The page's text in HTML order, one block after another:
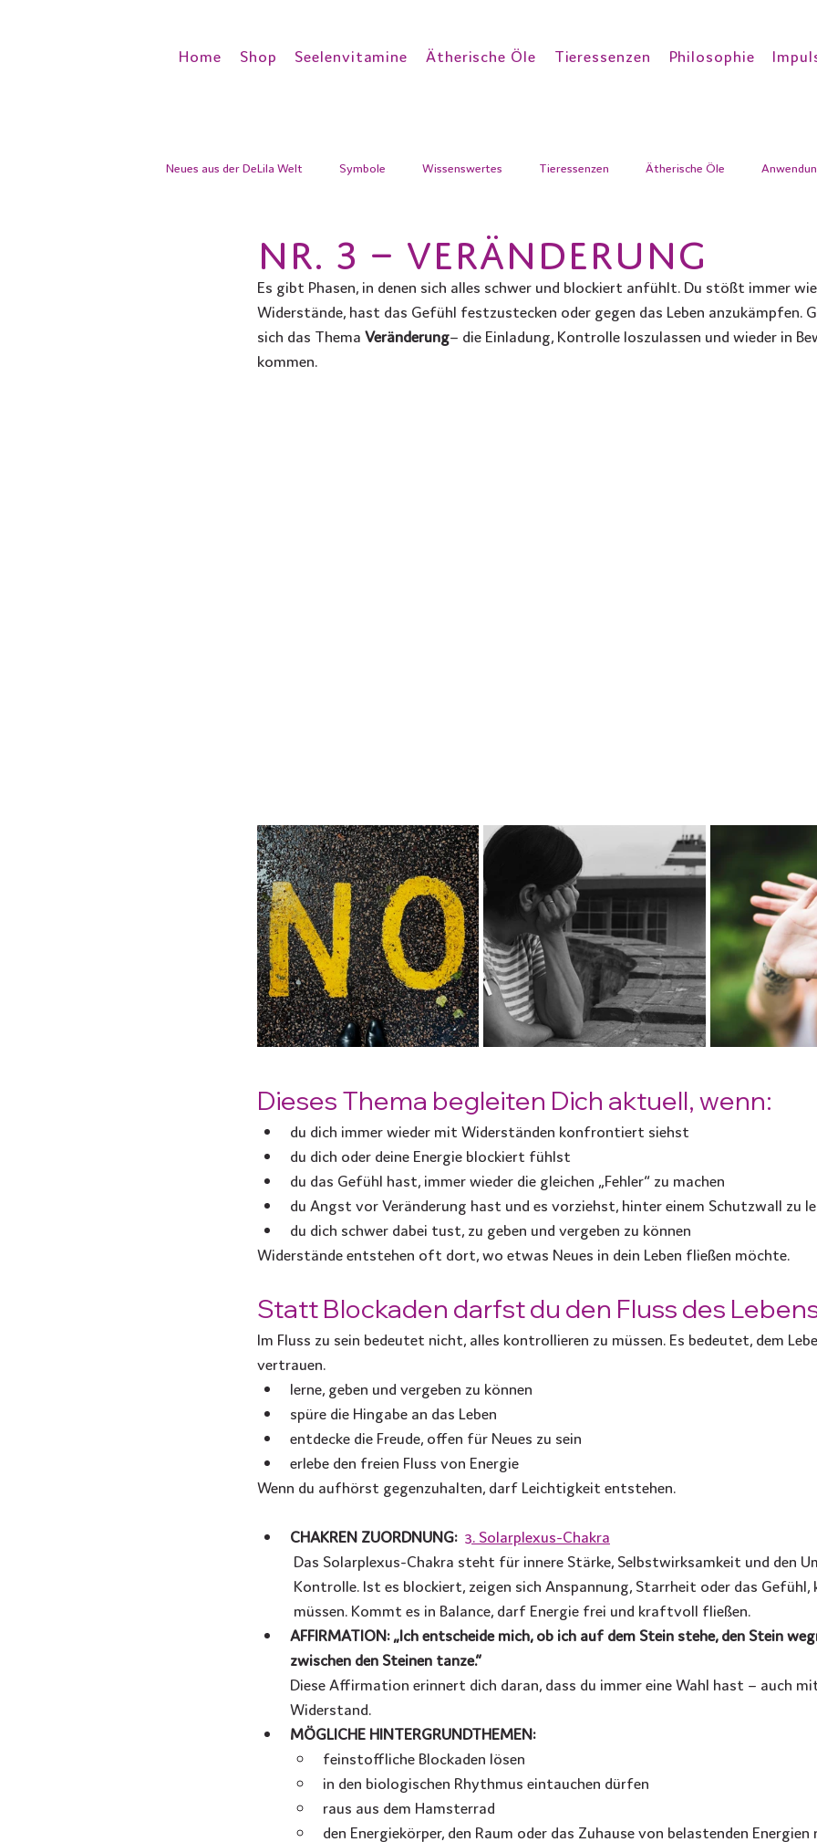
Home Shop Seelenvitamine Ätherische Öle Tieressenzen Philosophie
Neues aus der DeLila Welt Symbole Wissenswertes Tieressenzen Ätherische Öle
Nr. 3 – VERÄNDERUNG
Es gibt Phasen, in denen sich alles schwer und blockiert anfühlt. Du stößt immer
Widerstände, hast das Gefühl festzustecken oder gegen das Leben anzukämpfen.
sich das Thema Veränderung– die Einladung, Kontrolle loszulassen und wieder in
kommen.
Dieses Thema begleiten Dich aktuell, wenn:
du dich immer wieder mit Widerständen konfrontiert siehst
du dich oder deine Energie blockiert fühlst
du das Gefühl hast, immer wieder die gleichen „Fehler“ zu machen
du Angst vor Veränderung hast und es vorziehst, hinter einem Schutzwall zu
du dich schwer dabei tust, zu geben und vergeben zu können
Widerstände entstehen oft dort, wo etwas Neues in dein Leben fließen möchte.
Statt Blockaden darfst du den Fluss des
Im Fluss zu sein bedeutet nicht, alles kontrollieren zu müssen. Es bedeutet, dem
vertrauen.
lerne, geben und vergeben zu können
spüre die Hingabe an das Leben
entdecke die Freude, offen für Neues zu sein
erlebe den freien Fluss von Energie
Wenn du aufhörst gegenzuhalten, darf Leichtigkeit entstehen.
CHAKREN ZUORDNUNG: 3. Solarplexus-Chakra
Das Solarplexus-Chakra steht für innere Stärke, Selbstwirksamkeit und den
Kontrolle. Ist es blockiert, zeigen sich Anspannung, Starrheit oder das
müssen. Kommt es in Balance, darf Energie frei und kraftvoll fließen.
AFFIRMATION: „Ich entscheide mich, ob ich auf dem Stein stehe, den Stein
zwischen den Steinen tanze.“
Diese Affirmation erinnert dich daran, dass du immer eine Wahl hast – auch
Widerstand.
MÖGLICHE HINTERGRUNDTHEMEN:
feinstoffliche Blockaden lösen
in den biologischen Rhythmus eintauchen dürfen
raus aus dem Hamsterrad
den Energiekörper, den Raum oder das Zuhause von belastenden Energien